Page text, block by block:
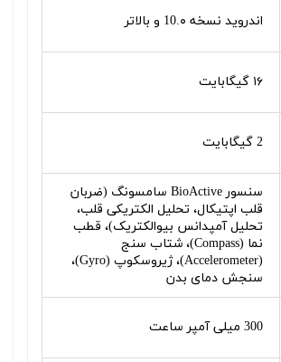
اندروید نسخه 10.۰ و بالاتر
۱۶ گیگابایت
2 گیگابایت
سنسور BioActive سامسونگ (ضربان
قلب اپتیکال، تحلیل الکتریکی قلب،
تحلیل آمپدانس بیوالکتریک)، قطب‌
نما (Compass)، شتاب‌ سنج
(Accelerometer)، ژیروسکوپ (Gyro)،
سنجش دمای بدن
300 میلی آمپر ساعت